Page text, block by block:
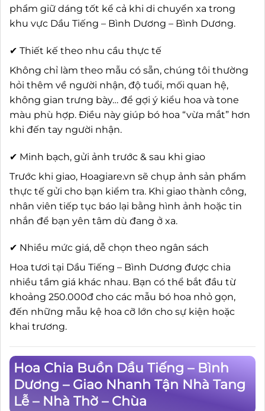
phẩm giữ dáng tốt kể cả khi di chuyển xa trong
khu vực Dầu Tiếng – Bình Dương – Bình Dương.
✔ Thiết kế theo nhu cầu thực tế
Không chỉ làm theo mẫu có sẵn, chúng tôi thường
hỏi thêm về người nhận, độ tuổi, mối quan hệ,
không gian trưng bày… để gợi ý kiểu hoa và tone
màu phù hợp. Điều này giúp bó hoa “vừa mắt” hơn
khi đến tay người nhận.
✔ Minh bạch, gửi ảnh trước & sau khi giao
Trước khi giao, Hoagiare.vn sẽ chụp ảnh sản phẩm
thực tế gửi cho bạn kiểm tra. Khi giao thành công,
nhân viên tiếp tục báo lại bằng hình ảnh hoặc tin
nhắn để bạn yên tâm dù đang ở xa.
✔ Nhiều mức giá, dễ chọn theo ngân sách
Hoa tươi tại Dầu Tiếng – Bình Dương được chia
nhiều tầm giá khác nhau. Bạn có thể bắt đầu từ
khoảng 250.000đ cho các mẫu bó hoa nhỏ gọn,
đến những mẫu kệ hoa cỡ lớn cho sự kiện hoặc
khai trương.
Hoa Chia Buồn Dầu Tiếng – Bình
Dương – Giao Nhanh Tận Nhà Tang
Lễ – Nhà Thờ – Chùa